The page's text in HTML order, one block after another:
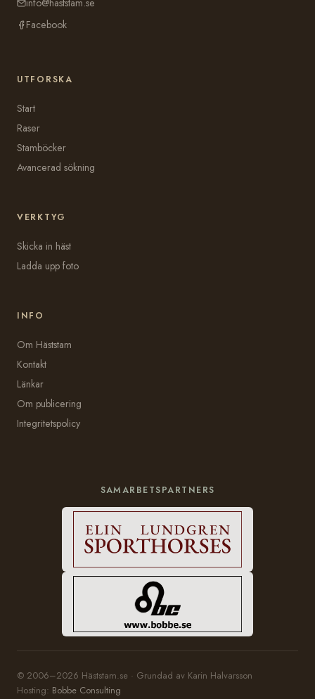
Facebook
UTFORSKA
Start
Raser
Stamböcker
Avancerad sökning
VERKTYG
Skicka in häst
Ladda upp foto
INFO
Om Häststam
Kontakt
Länkar
Om publicering
Integritetspolicy
SAMARBETSPARTNERS
© 2006–2026 Häststam.se · Grundad av Karin Halvarsson
Hosting: Bobbe Consulting